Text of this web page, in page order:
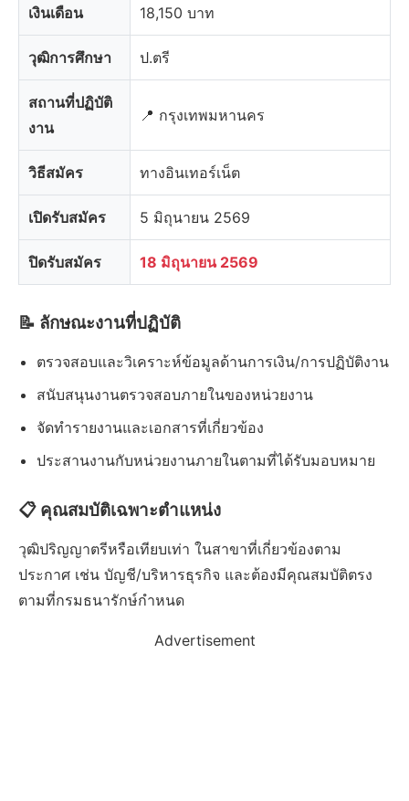
เงินเดือน 18,150 บาท
วุฒิการศึกษา ป.ตรี
สถานที่ปฏิบัติ
งาน
📍 กรุงเทพมหานคร
วิธีสมัคร ทางอินเทอร์เน็ต
เปิดรับสมัคร 5 มิถุนายน 2569
ปิดรับสมัคร 18 มิถุนายน 2569
📝 ลักษณะงานที่ปฏิบัติ
ตรวจสอบและวิเคราะห์ข้อมูลด้านการเงิน/การปฏิบัติงาน
สนับสนุนงานตรวจสอบภายในของหน่วยงาน
จัดทำรายงานและเอกสารที่เกี่ยวข้อง
ประสานงานกับหน่วยงานภายในตามที่ได้รับมอบหมาย
📋 คุณสมบัติเฉพาะตำแหน่ง
วุฒิปริญญาตรีหรือเทียบเท่า ในสาขาที่เกี่ยวข้องตาม
ประกาศ เช่น บัญชี/บริหารธุรกิจ และต้องมีคุณสมบัติตรง
ตามที่กรมธนารักษ์กำหนด
Advertisement